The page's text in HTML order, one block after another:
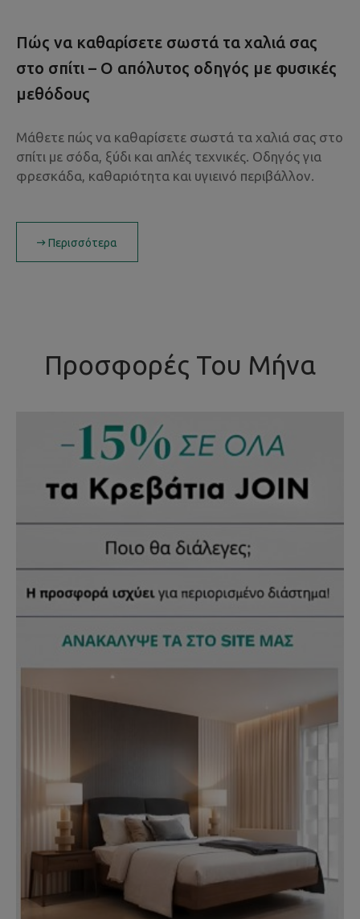
Πώς να καθαρίσετε σωστά τα χαλιά σας
στο σπίτι – Ο απόλυτος οδηγός με φυσικές
μεθόδους
Μάθετε πώς να καθαρίσετε σωστά τα χαλιά σας στο
σπίτι με σόδα, ξύδι και απλές τεχνικές. Οδηγός για
φρεσκάδα, καθαριότητα και υγιεινό περιβάλλον.
Περισσότερα
Προσφορές Του Μήνα